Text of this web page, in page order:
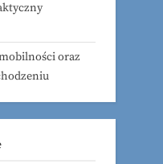
oraz